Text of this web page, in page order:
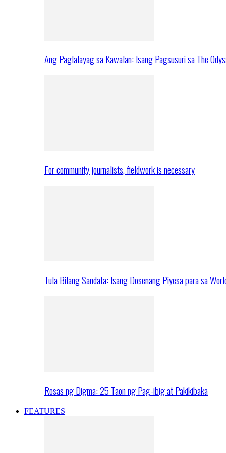
Ang Paglalayag sa Kawalan: Isang Pagsusuri sa The
For community journalists, fieldwork is necessary
Tula Bilang Sandata: Isang Dosenang Piyesa para sa
Rosas ng Digma: 25 Taon ng Pag-ibig at Pakikibaka
FEATURES